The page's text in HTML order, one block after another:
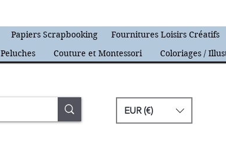
Papiers Scrapbooking Fournitures Loisirs Créatifs
Peluches Couture et Montessori Coloriages /
EUR (€)